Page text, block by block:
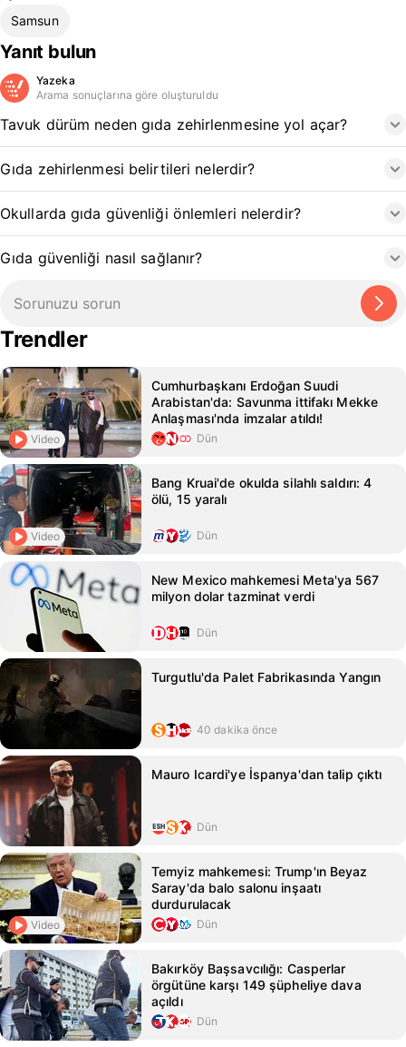
Samsun
Yanıt bulun
Yazeka
Arama sonuçlarına göre oluşturuldu
Tavuk dürüm neden gıda zehirlenmesine yol açar?
Gıda zehirlenmesi belirtileri nelerdir?
Okullarda gıda güvenliği önlemleri nelerdir?
Gıda güvenliği nasıl sağlanır?
Trendler
Video
Cumhurbaşkanı Erdoğan Suudi
Arabistan'da: Savunma ittifakı Mekke
Anlaşması'nda imzalar atıldı!
Dün
Video
Bang Kruai'de okulda silahlı saldırı: 4
ölü, 15 yaralı
Dün
New Mexico mahkemesi Meta'ya 567
milyon dolar tazminat verdi
Dün
Turgutlu'da Palet Fabrikasında Yangın
40 dakika önce
Mauro Icardi'ye İspanya'dan talip çıktı
Dün
Video
Temyiz mahkemesi: Trump'ın Beyaz
Saray'da balo salonu inşaatı
durdurulacak
Dün
Bakırköy Başsavcılığı: Casperlar
örgütüne karşı 149 şüpheliye dava
açıldı
Dün